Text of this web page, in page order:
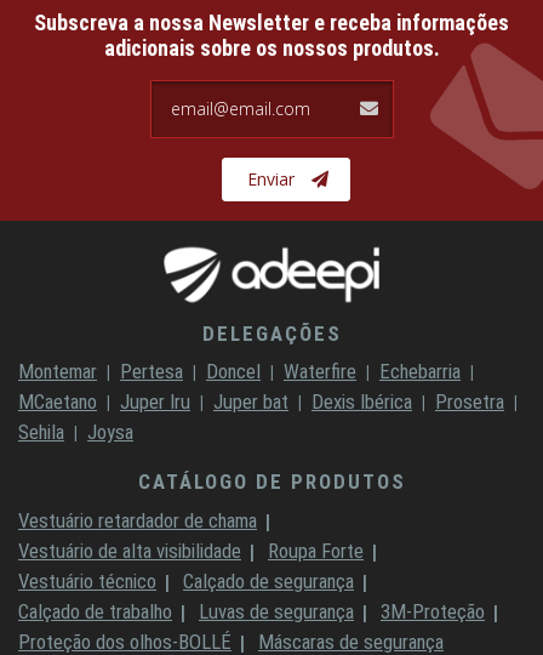
Subscreva a nossa Newsletter e receba informações
adicionais sobre os nossos produtos.
Enviar
DELEGAÇÕES
Montemar
Pertesa Doncel Waterfire
Echebarria
MCaetano
Juper Iru Juper bat Dexis Ibérica
Prosetra
Sehila
Joysa
CATÁLOGO DE PRODUTOS
Vestuário retardador de chama
Vestuário de alta visibilidade
Roupa Forte
Vestuário técnico
Calçado de segurança
Calçado de trabalho
Luvas de segurança
3M-Proteção
Proteção dos olhos-BOLLÉ
Máscaras de segurança